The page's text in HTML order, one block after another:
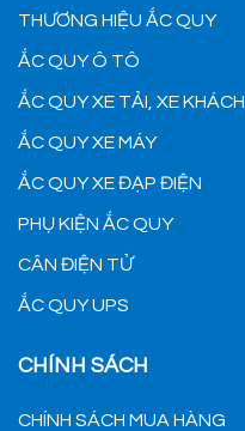
THƯƠNG HIỆU ẮC QUY
ẮC QUY Ô TÔ
ẮC QUY XE TẢI, XE KHÁCH
ẮC QUY XE MÁY
ẮC QUY XE ĐẠP ĐIỆN
PHỤ KIỆN ẮC QUY
CÂN ĐIỆN TỬ
ẮC QUY UPS
CHÍNH SÁCH
CHÍNH SÁCH MUA HÀNG